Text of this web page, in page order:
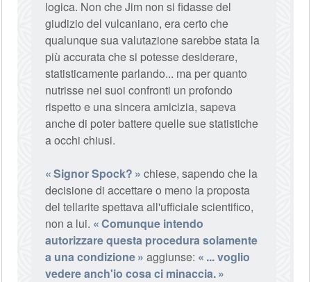
logica. Non che Jim non si fidasse del
giudizio del vulcaniano, era certo che
qualunque sua valutazione sarebbe stata la
più accurata che si potesse desiderare,
statisticamente parlando... ma per quanto
nutrisse nei suoi confronti un profondo
rispetto e una sincera amicizia, sapeva
anche di poter battere quelle sue statistiche
a occhi chiusi.
Signor Spock?
chiese, sapendo che la
decisione di accettare o meno la proposta
del tellarite spettava all'ufficiale scientifico,
non a lui.
Comunque intendo
autorizzare questa procedura solamente
a una condizione
aggiunse:
... voglio
vedere anch'io cosa ci minaccia.